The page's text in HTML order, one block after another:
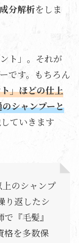
分解析をしま
ト」。それが
です。もちろん
」ほどの仕上
シャンプーと
ていきます
のシャンプ
り返したシ
『毛髪』
格を多数保